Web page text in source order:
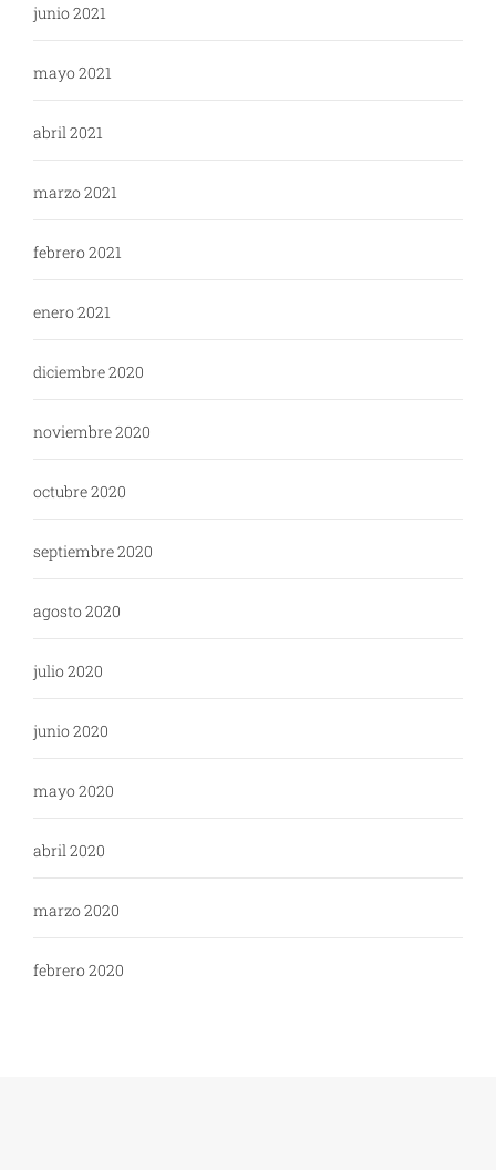
junio 2021
mayo 2021
abril 2021
marzo 2021
febrero 2021
enero 2021
diciembre 2020
noviembre 2020
octubre 2020
septiembre 2020
agosto 2020
julio 2020
junio 2020
mayo 2020
abril 2020
marzo 2020
febrero 2020